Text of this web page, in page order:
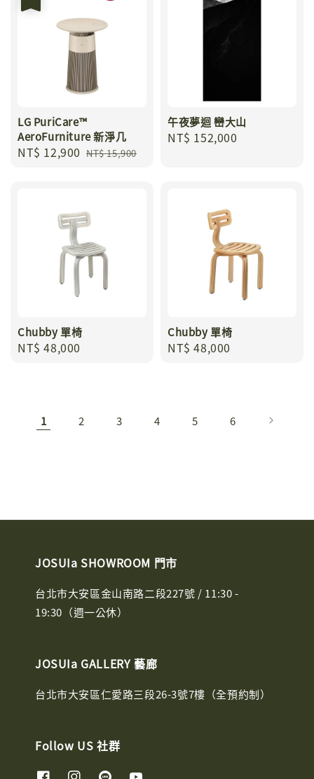
LG PuriCare™
AeroFurniture 新淨几
Sale
NT$ 12,900 Regular
NT$ 15,900
午夜夢迴 巒大山
Regular
NT$ 152,000
Chubby 單椅
Regular
NT$ 48,000
Chubby 單椅
Regular
NT$ 48,000
1 2 3 4 5 6
JOSUIa SHOWROOM 門市
台北市大安區金山南路二段227號 / 11:30 -
19:30（週一公休）
JOSUIa GALLERY 藝廊
台北市大安區仁愛路三段26-3號7樓（全預約制）
Follow US 社群